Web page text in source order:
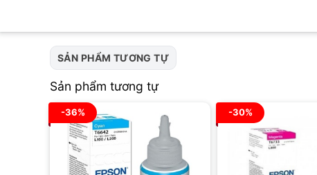
SẢN PHẨM TƯƠNG TỰ
Sản phẩm tương tự
-36% -30%